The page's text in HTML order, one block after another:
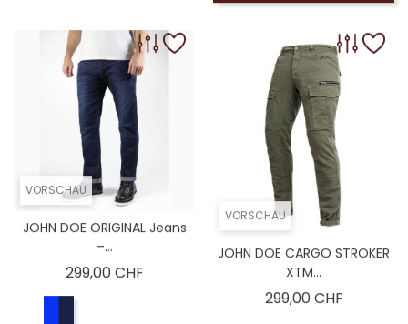
VORSCHAU
JOHN DOE ORIGINAL Jeans
–...
299,00 CHFPreis
VORSCHAU
JOHN DOE CARGO STROKER
XTM...
299,00 CHFPreis